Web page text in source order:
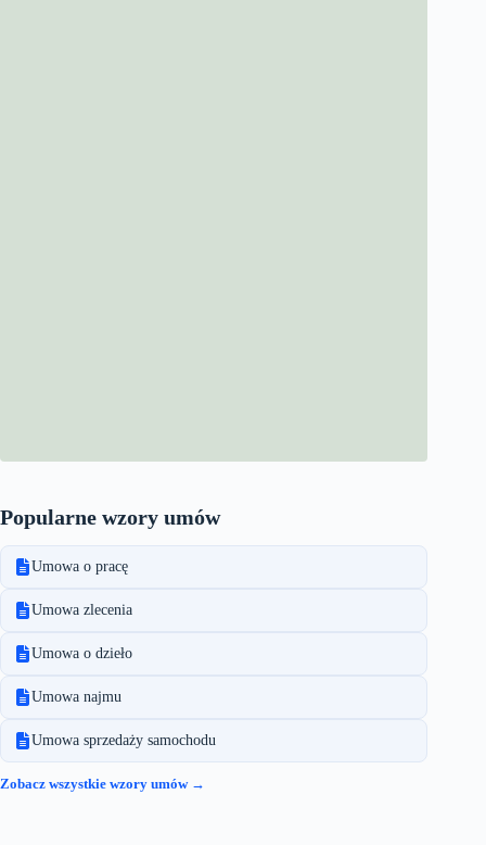
Popularne wzory umów
Umowa o pracę
Umowa zlecenia
Umowa o dzieło
Umowa najmu
Umowa sprzedaży samochodu
Zobacz wszystkie wzory umów →